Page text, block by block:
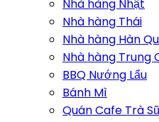
Nhà hàng Nhật
Nhà hàng Thái
Nhà hàng Hàn
Nhà hàng Trung
BBQ Nướng Lẩu
Bánh Mì
Quán Cafe Trà